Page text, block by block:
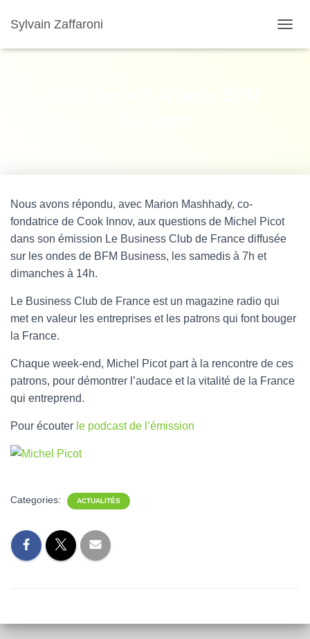
Sylvain Zaffaroni
Nous avons répondu, avec Marion Mashhady, co-
fondatrice de Cook Innov, aux questions de Michel Picot
dans son émission Le Business Club de France diffusée
sur les ondes de BFM Business, les samedis à 7h et
dimanches à 14h.
Le Business Club de France est un magazine radio qui
met en valeur les entreprises et les patrons qui font bouger
la France.
Chaque week-end, Michel Picot part à la rencontre de ces
patrons, pour démontrer l’audace et la vitalité de la France
qui entreprend.
Pour écouter le podcast de l’émission
Categories: ACTUALITÉS